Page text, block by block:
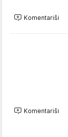
Komentariši
Komentariši